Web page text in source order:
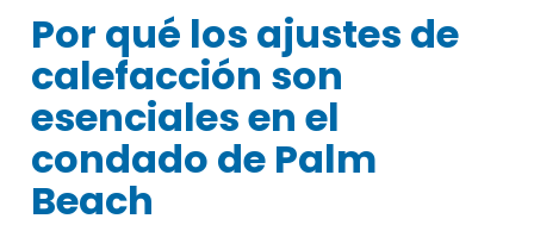
Por qué los ajustes de
calefacción son
esenciales en el
condado de Palm
Beach